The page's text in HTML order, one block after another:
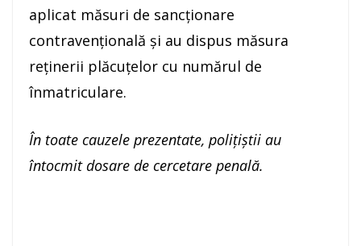
aplicat măsuri de sancționare
contravențională și au dispus măsura
reținerii plăcuțelor cu numărul de
înmatriculare.
În toate cauzele prezentate, poliţiştii au
întocmit dosare de cercetare penală.